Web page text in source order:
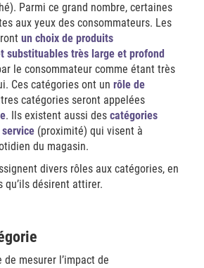
Parmi ce grand nombre, certaines
aux yeux des consommateurs. Les
un choix de produits
substituables très large et profond
le consommateur comme étant très
Ces catégories ont un rôle de
catégories seront appelées
. Ils existent aussi des catégories
(proximité) qui visent à
du magasin.
divers rôles aux catégories, en
désirent attirer.
mesurer l’impact de